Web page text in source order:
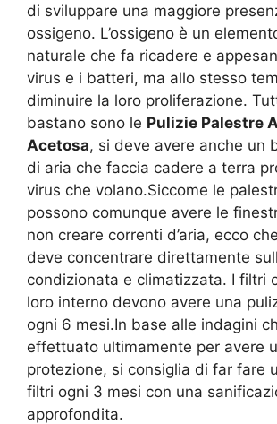
di sviluppare una maggiore
ossigeno. L’ossigeno è un
naturale che fa ricadere e
virus e i batteri, ma allo stesso
diminuire la loro proliferazione.
bastano sono le Pulizie Palestre
Acetosa, si deve avere anche un
di aria che faccia cadere a terra
virus che volano.Siccome le
possono comunque avere le
non creare correnti d’aria, ecco
deve concentrare direttamente
condizionata e climatizzata. I filtri
loro interno devono avere una
ogni 6 mesi.In base alle indagini
effettuato ultimamente per avere
protezione, si consiglia di far fare
filtri ogni 3 mesi con una
approfondita.